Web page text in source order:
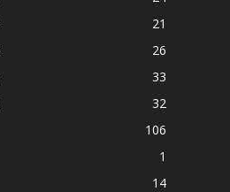
21
26
33
32
106
1
14